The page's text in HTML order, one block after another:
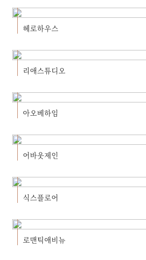
헤로하우스
리애스튜디오
아오베하임
어바웃제인
식스플로어
로맨틱애비뉴